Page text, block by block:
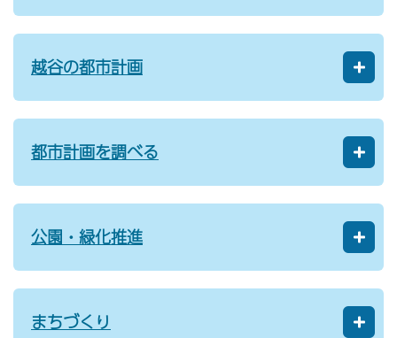
越谷の都市計画
都市計画を調べる
公園・緑化推進
まちづくり